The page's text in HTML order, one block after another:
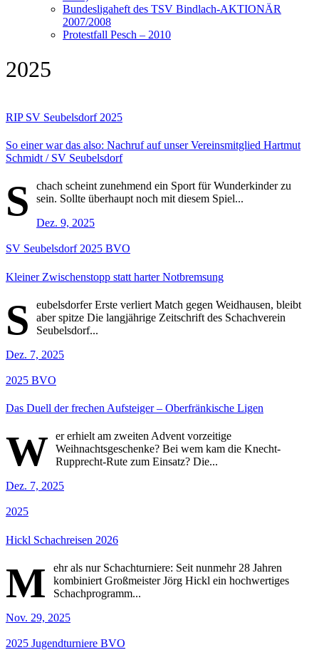
Bundesligaheft des TSV Bindlach-AKTIONÄR
2007/2008
Protestfall Pesch – 2010
2025
RIP SV Seubelsdorf 2025
So einer war das also: Nachruf auf unser Vereinsmitglied Hartmut
Schmidt / SV Seubelsdorf
S
chach scheint zunehmend ein Sport für Wunderkinder zu
sein. Sollte überhaupt noch mit diesem Spiel...
Dez. 9, 2025
SV Seubelsdorf2025 BVO
Kleiner Zwischenstopp statt harter Notbremsung
S
eubelsdorfer Erste verliert Match gegen Weidhausen, bleibt
aber spitze Die langjährige Zeitschrift des Schachverein
Seubelsdorf...
Dez. 7, 2025
2025 BVO
Das Duell der frechen Aufsteiger – Oberfränkische Ligen
W
er erhielt am zweiten Advent vorzeitige
Weihnachtsgeschenke? Bei wem kam die Knecht-
Rupprecht-Rute zum Einsatz? Die...
Dez. 7, 2025
2025
Hickl Schachreisen 2026
M
ehr als nur Schachturniere: Seit nunmehr 28 Jahren
kombiniert Großmeister Jörg Hickl ein hochwertiges
Schachprogramm...
Nov. 29, 2025
2025 Jugendturniere BVO